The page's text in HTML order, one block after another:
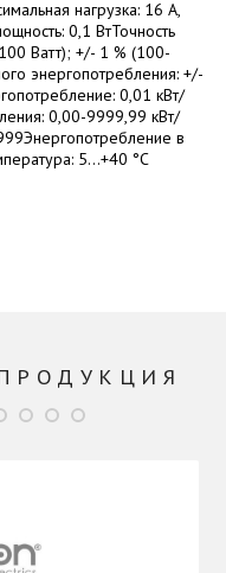
нагрузка: 16 A,
0,1 ВтТочность
Ватт); +/- 1 % (100-
энергопотребления: +/-
0,01 кВт/
0,00-9999,99 кВт/
в
5...+40 °C